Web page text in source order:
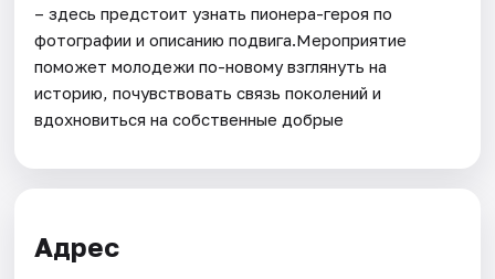
– здесь предстоит узнать пионера-героя по
фотографии и описанию подвига.Мероприятие
поможет молодежи по-новому взглянуть на
историю, почувствовать связь поколений и
вдохновиться на собственные добрые
Адрес